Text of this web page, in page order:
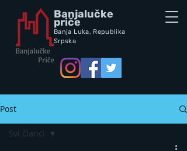
Banjalučke
priče
Banja Luka, Republika
Srpska
Post
Svi članci